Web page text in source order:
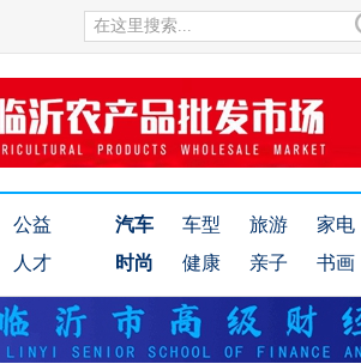
公益
人才
汽车 车型 旅游
家电
时尚
健康 亲子 书画